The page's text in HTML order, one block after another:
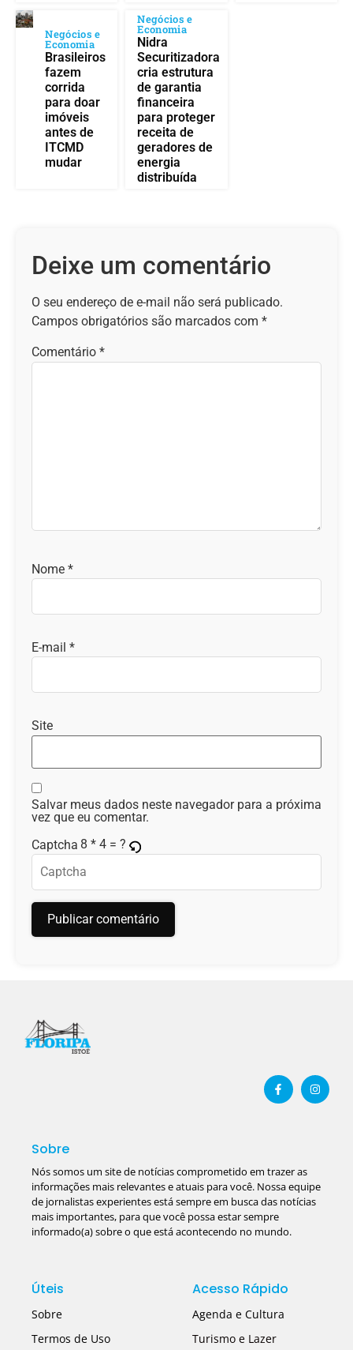
Negócios e
Economia
Brasileiros
fazem
corrida
para doar
imóveis
antes de
ITCMD
mudar
Negócios e
Economia
Nidra
Securitizadora
cria estrutura
de garantia
financeira
para proteger
receita de
geradores de
energia
distribuída
Deixe um comentário
O seu endereço de e-mail não será publicado.
Campos obrigatórios são marcados com *
Comentário *
Nome *
E-mail *
Site
Salvar meus dados neste navegador para a próxima
vez que eu comentar.
Captcha 8 * 4 = ?
Sobre
Nós somos um site de notícias comprometido em trazer as
informações mais relevantes e atuais para você. Nossa equipe
de jornalistas experientes está sempre em busca das notícias
mais importantes, para que você possa estar sempre
informado(a) sobre o que está acontecendo no mundo.
Úteis
Sobre
Termos de Uso
Acesso Rápido
Agenda e Cultura
Turismo e Lazer